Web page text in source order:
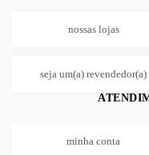
nossas lojas
seja um(a) revendedor(a)
minha conta